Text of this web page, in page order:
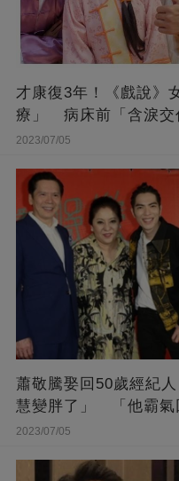
才康復3年！《戲說》
療」 病床前「含淚交
2023/07/05
蕭敬騰娶回50歲經紀
慧變胖了」 「他霸氣
2023/07/05